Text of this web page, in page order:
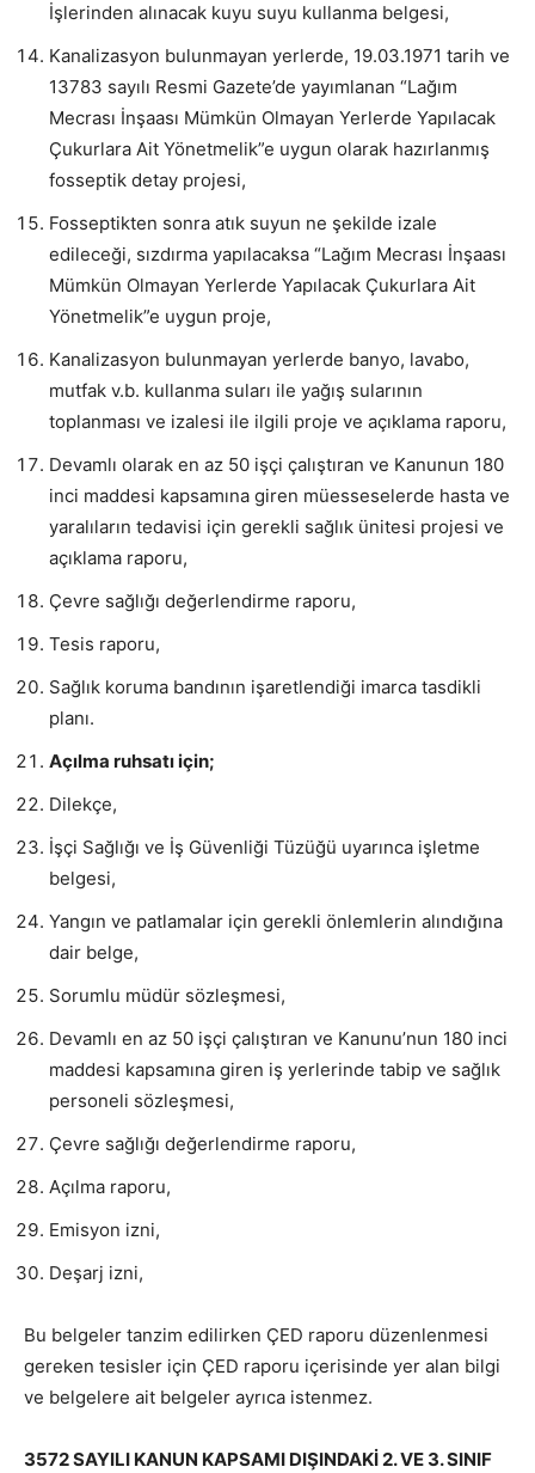
İşlerinden alınacak kuyu suyu kullanma belgesi,
Kanalizasyon bulunmayan yerlerde, 19.03.1971 tarih ve
13783 sayılı Resmi Gazete’de yayımlanan “Lağım
Mecrası İnşaası Mümkün Olmayan Yerlerde Yapılacak
Çukurlara Ait Yönetmelik”e uygun olarak hazırlanmış
fosseptik detay projesi,
Fosseptikten sonra atık suyun ne şekilde izale
edileceği, sızdırma yapılacaksa “Lağım Mecrası İnşaası
Mümkün Olmayan Yerlerde Yapılacak Çukurlara Ait
Yönetmelik”e uygun proje,
Kanalizasyon bulunmayan yerlerde banyo, lavabo,
mutfak v.b. kullanma suları ile yağış sularının
toplanması ve izalesi ile ilgili proje ve açıklama raporu,
Devamlı olarak en az 50 işçi çalıştıran ve Kanunun 180
inci maddesi kapsamına giren müesseselerde hasta ve
yaralıların tedavisi için gerekli sağlık ünitesi projesi ve
açıklama raporu,
Çevre sağlığı değerlendirme raporu,
Tesis raporu,
Sağlık koruma bandının işaretlendiği imarca tasdikli
planı.
Açılma ruhsatı için;
Dilekçe,
İşçi Sağlığı ve İş Güvenliği Tüzüğü uyarınca işletme
belgesi,
Yangın ve patlamalar için gerekli önlemlerin alındığına
dair belge,
Sorumlu müdür sözleşmesi,
Devamlı en az 50 işçi çalıştıran ve Kanunu’nun 180 inci
maddesi kapsamına giren iş yerlerinde tabip ve sağlık
personeli sözleşmesi,
Çevre sağlığı değerlendirme raporu,
Açılma raporu,
Emisyon izni,
Deşarj izni,
Bu belgeler tanzim edilirken ÇED raporu düzenlenmesi
gereken tesisler için ÇED raporu içerisinde yer alan bilgi
ve belgelere ait belgeler ayrıca istenmez.
3572 SAYILI KANUN KAPSAMI DIŞINDAKİ 2. VE 3. SINIF